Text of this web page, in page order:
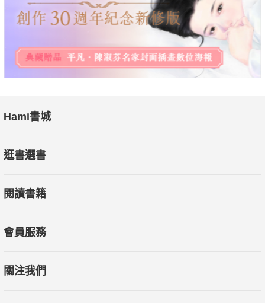
Hami書城
逛書選書
閱讀書籍
會員服務
關注我們